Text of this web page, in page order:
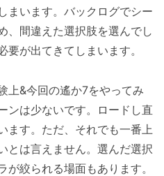
まいます。バックログでシー
、間違えた選択肢を選んでし
要が出てきてしまいます。
上&今回の遙か7をやってみ
ンは少ないです。ロードし直
ます。ただ、それでも一番上
とは言えません。選んだ選択
絞られる場面もあります。